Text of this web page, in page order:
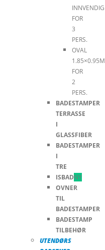
INNVENDIG
FOR
3
PERS.
OVAL
1.85×0.95M
FOR
2
PERS.
BADESTAMPER
TERRASSE
I
GLASSFIBER
BADESTAMPER
I
TRE
ISBADNY
OVNER
TIL
BADESTAMPER
BADESTAMP
TILBEHØR
UTENDØRS